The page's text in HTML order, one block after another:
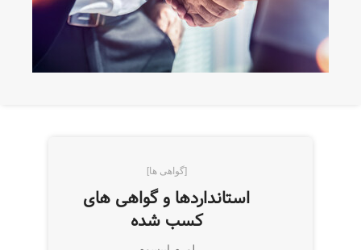
هدف ما در این شرکت در راستای برآوردن نیاز
مشتریان می باشد و عملکرد این شرکت با تامین
درخواست مشتریان در بخش های مختلف بازار مورد
[گواهی ها]
استانداردها و گواهی های
کسب شده